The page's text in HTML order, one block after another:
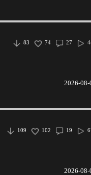
27
74
83
2026-08-
19
102
109
2026-08-